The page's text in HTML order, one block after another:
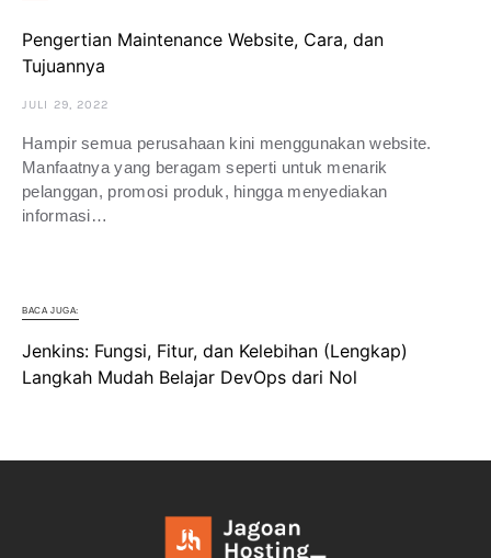
Pengertian Maintenance Website, Cara, dan
Tujuannya
JULI 29, 2022
Hampir semua perusahaan kini menggunakan website.
Manfaatnya yang beragam seperti untuk menarik
pelanggan, promosi produk, hingga menyediakan
informasi…
BACA JUGA:
Jenkins: Fungsi, Fitur, dan Kelebihan (Lengkap)
Langkah Mudah Belajar DevOps dari Nol